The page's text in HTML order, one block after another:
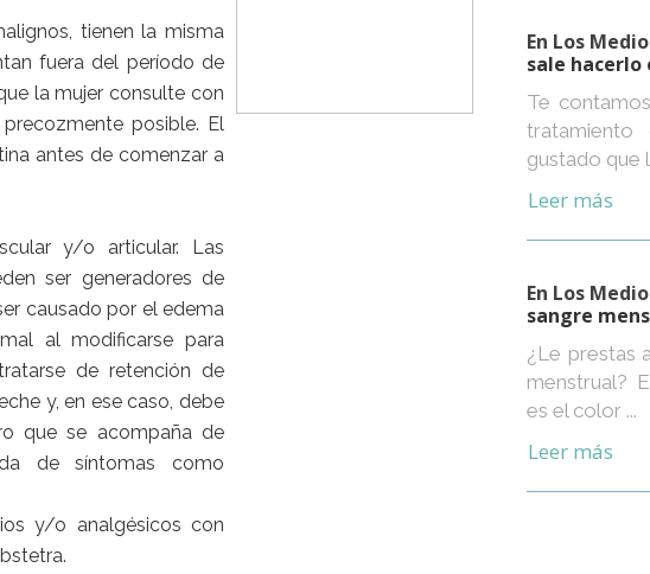
tienen la misma
fuera del período de
la mujer consulte con
posible. El
antes de comenzar a
y/o articular. Las
ser generadores de
causado por el edema
al modificarse para
de retención de
y, en ese caso, debe
que se acompaña de
de síntomas como
y/o analgésicos con
En Los
sale
Te
gustado que
Leer más
En Los
sangre
¿Le prestas
menstrual?
es el color ...
Leer más